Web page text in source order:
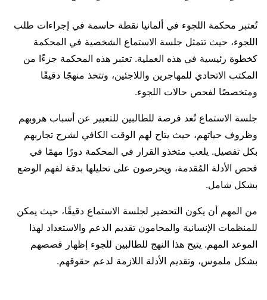
تُعتبر محكمة اللجوء في ألمانيا نقطة حاسمة في إجراءات طلب
اللجوء، حيث تتمثل جلسة الاستماع الشخصية في المحكمة
كخطوة رئيسية في هذه العملية. تعتبر هذه المحكمة جزءًا من
المكتب الاتحادي للمهاجرين واللاجئين، وتتخذ منهجًا دقيقًا
ومتخصصًا لفحص حالات اللجوء.
جلسة الاستماع تُعد فرصة للطالبين للتعبير عن أسباب هروبهم
وظروف حياتهم، حيث يتاح لهم الوقت الكافي لشرح تجاربهم
بكل تفصيل. يلعب متخذو القرار في المحكمة دورًا مهمًا في
فحص الأدلة المُقدمة، ويحرصون على تحليلها بدقة لفهم الوضع
بشكل شامل.
من المهم أن يكون التحضير لجلسة الاستماع دقيقًا، حيث يمكن
للمنظمات الإنسانية والمحامون تقديم الدعم والاستعداد لهذا
الموعد المهم. يتيح هذا النهج للطالبين للجوء إظهار قصصهم
بشكل ملموس، وتقديم الأدلة اللازمة لدعم حقوقهم.